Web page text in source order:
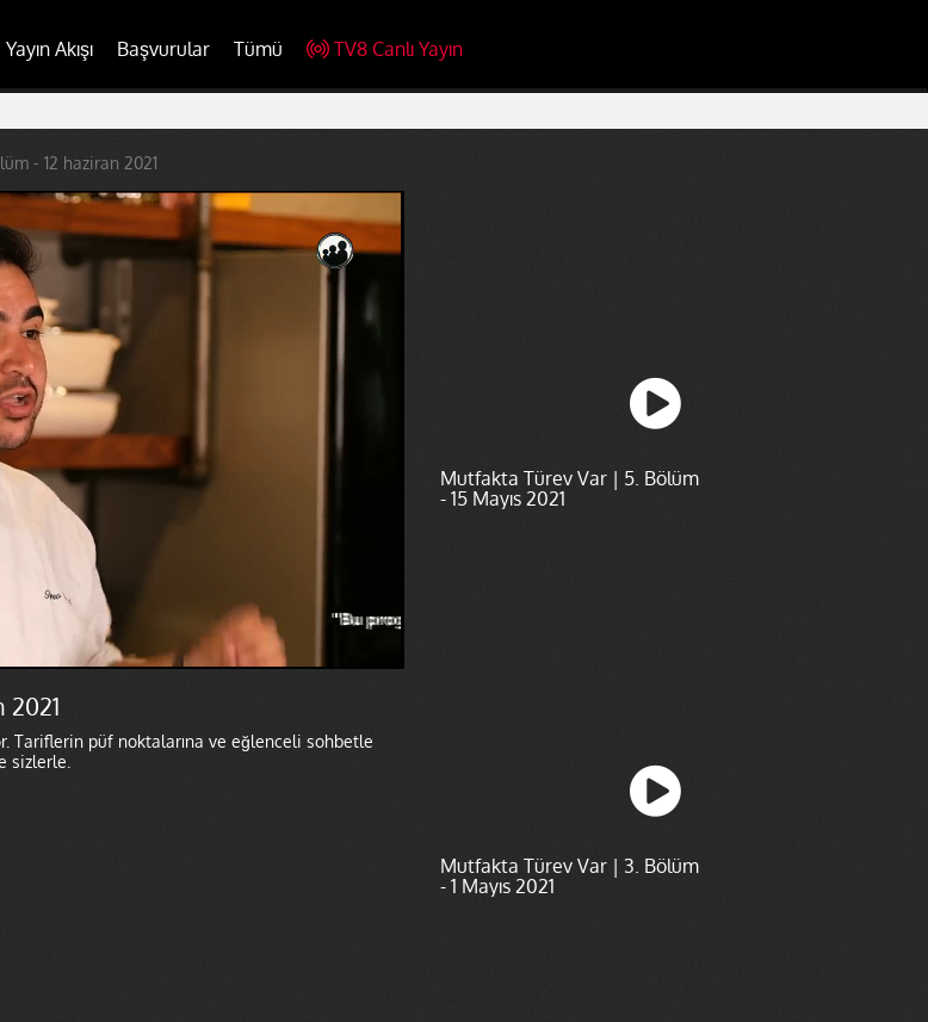
Yayın Akışı Başvurular Tümü TV8 Canlı Yayın
- 12 haziran 2021
2021
Tariflerin püf noktalarına ve eğlenceli sohbetle
sizlerle.
Mutfakta Türev Var | 5. Bölüm
- 15 Mayıs 2021
Mutfakta Türev Var | 3. Bölüm
- 1 Mayıs 2021